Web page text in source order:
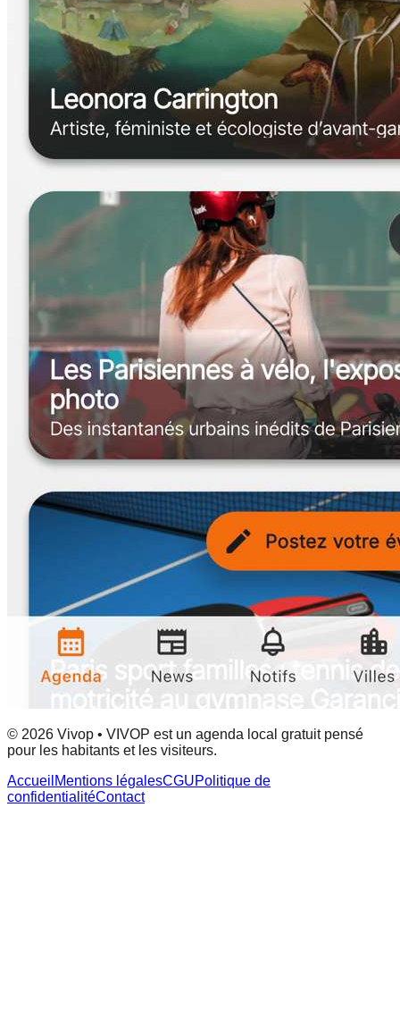
© 2026 Vivop • VIVOP est un agenda local gratuit pensé
pour les habitants et les visiteurs.
Accueil Mentions légalesCGUPolitique de
confidentialitéContact